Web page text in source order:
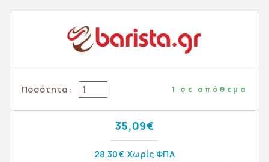
Ποσότητα: 1 σε απόθεμα
35,09€
28,30€ Χωρίς ΦΠΑ